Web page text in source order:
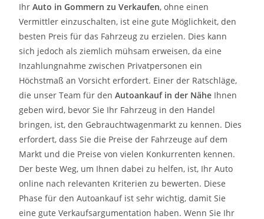
IhrAuto inGommernzuVerkaufen, ohne einen
Vermittler einzuschalten, ist eine gute Möglichkeit, den
besten Preis für das Fahrzeug zu erzielen. Dies kann
sich jedoch als ziemlich mühsam erweisen, da eine
Inzahlungnahme zwischen Privatpersonen ein
Höchstmaß an Vorsicht erfordert. Einer der Ratschläge,
die unser Team für denAutoankauf in der Nähe Ihnen
geben wird, bevor Sie Ihr Fahrzeug in den Handel
bringen, ist, den Gebrauchtwagenmarkt zu kennen. Dies
erfordert, dass Sie die Preise der Fahrzeuge auf dem
Markt und die Preise von vielen Konkurrenten kennen.
Der beste Weg, um Ihnen dabei zu helfen, ist, Ihr Auto
online nach relevanten Kriterien zu bewerten. Diese
Phase für den Autoankauf ist sehr wichtig, damit Sie
eine gute Verkaufsargumentation haben. Wenn Sie Ihr